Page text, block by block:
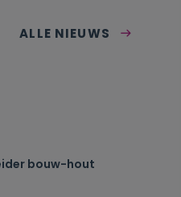
ALLE NIEUWS
bouw-hout